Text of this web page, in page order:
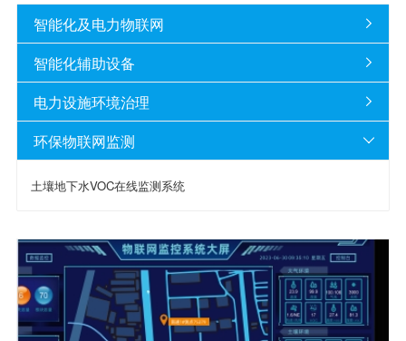
智能化及电力物联网 
智能化辅助设备 
电力设施环境治理 
环保物联网监测 
土壤地下水VOC在线监测系统